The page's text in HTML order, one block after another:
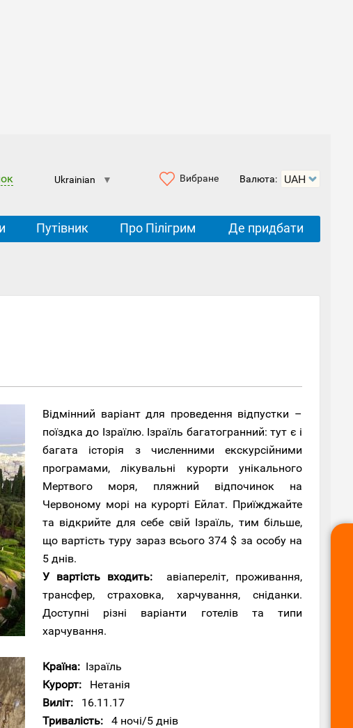
Ukrainian ▼ Вибране Валюта:
Путівник Про Пілігрим Де придбати
Відмінний варіант для проведення відпустки –
поїздка до Ізраїлю. Ізраїль багатогранний: тут є і
багата історія з численними екскурсійними
програмами, лікувальні курорти унікального
Мертвого моря, пляжний відпочинок на
Червоному морі на курорті Ейлат. Приїжджайте
та відкрийте для себе свій Ізраїль, тим більше,
що вартість туру зараз всього 374 $ за особу на
5 днів.
У вартість входить: авіапереліт, проживання,
трансфер, страховка, харчування, сніданки.
Доступні різні варіанти готелів та типи
харчування.
Країна: Ізраїль
Курорт: Нетанія
Виліт: 16.11.17
Тривалість: 4 ночі/5 днів